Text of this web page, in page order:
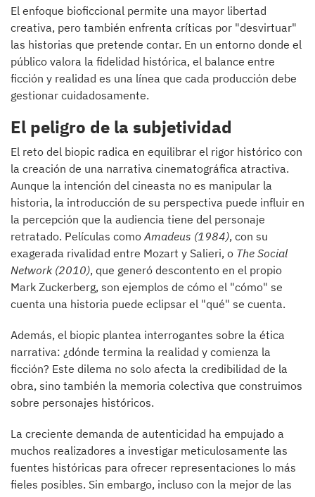
El enfoque bioficcional permite una mayor libertad
creativa, pero también enfrenta críticas por "desvirtuar"
las historias que pretende contar. En un entorno donde el
público valora la fidelidad histórica, el balance entre
ficción y realidad es una línea que cada producción debe
gestionar cuidadosamente.
El peligro de la subjetividad
El reto del biopic radica en equilibrar el rigor histórico con
la creación de una narrativa cinematográfica atractiva.
Aunque la intención del cineasta no es manipular la
historia, la introducción de su perspectiva puede influir en
la percepción que la audiencia tiene del personaje
retratado. Películas comoAmadeus (1984), con su
exagerada rivalidad entre Mozart y Salieri, o The Social
Network (2010), que generó descontento en el propio
Mark Zuckerberg, son ejemplos de cómo el "cómo" se
cuenta una historia puede eclipsar el "qué" se cuenta.
Además, el biopic plantea interrogantes sobre la ética
narrativa: ¿dónde termina la realidad y comienza la
ficción? Este dilema no solo afecta la credibilidad de la
obra, sino también la memoria colectiva que construimos
sobre personajes históricos.
La creciente demanda de autenticidad ha empujado a
muchos realizadores a investigar meticulosamente las
fuentes históricas para ofrecer representaciones lo más
fieles posibles. Sin embargo, incluso con la mejor de las